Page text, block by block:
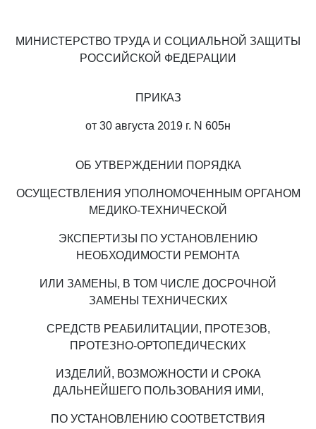
МИНИСТЕРСТВО ТРУДА И СОЦИАЛЬНОЙ ЗАЩИТЫ
РОССИЙСКОЙ ФЕДЕРАЦИИ
ПРИКАЗ
от 30 августа 2019 г. N 605н
ОБ УТВЕРЖДЕНИИ ПОРЯДКА
ОСУЩЕСТВЛЕНИЯ УПОЛНОМОЧЕННЫМ ОРГАНОМ
МЕДИКО-ТЕХНИЧЕСКОЙ
ЭКСПЕРТИЗЫ ПО УСТАНОВЛЕНИЮ
НЕОБХОДИМОСТИ РЕМОНТА
ИЛИ ЗАМЕНЫ, В ТОМ ЧИСЛЕ ДОСРОЧНОЙ
ЗАМЕНЫ ТЕХНИЧЕСКИХ
СРЕДСТВ РЕАБИЛИТАЦИИ, ПРОТЕЗОВ,
ПРОТЕЗНО-ОРТОПЕДИЧЕСКИХ
ИЗДЕЛИЙ, ВОЗМОЖНОСТИ И СРОКА
ДАЛЬНЕЙШЕГО ПОЛЬЗОВАНИЯ ИМИ,
ПО УСТАНОВЛЕНИЮ СООТВЕТСТВИЯ